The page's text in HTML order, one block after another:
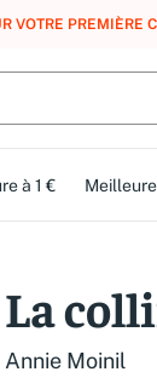
à 1 €
La
Annie Moinil